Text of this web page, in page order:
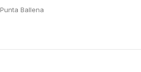
Punta Ballena